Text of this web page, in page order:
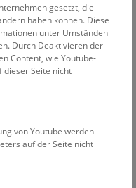
gesetzt, die
haben können. Diese
unter Umständen
Durch Deaktivieren der
Content, wie Youtube-
dieser Seite nicht
von Youtube werden
auf der Seite nicht